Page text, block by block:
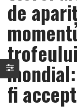
de
fi